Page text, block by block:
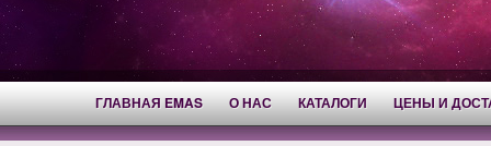
ГЛАВНАЯ EMAS О НАС КАТАЛОГИ ЦЕНЫ И